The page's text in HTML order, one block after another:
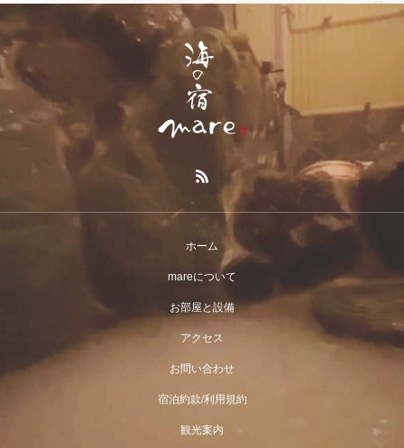
ホーム
mareについて
お部屋と設備
アクセス
お問い合わせ
宿泊約款/利用規約
観光案内